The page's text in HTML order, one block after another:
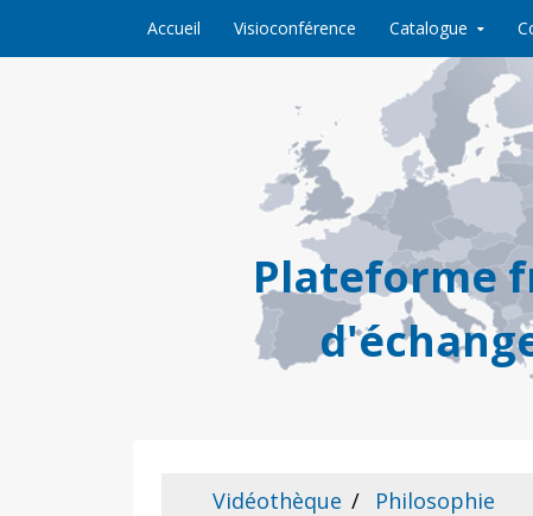
Accueil Visioconférence Catalogue
Plateforme
Vidéothèque Philosophie